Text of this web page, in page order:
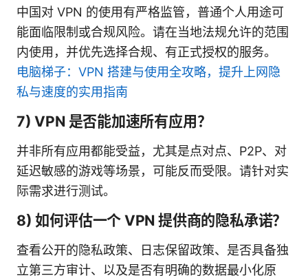
中国对 VPN 的使用有严格监管，普通个人用途可
能面临限制或合规风险。请在当地法规允许的范围
内使用，并优先选择合规、有正式授权的服务。
电脑梯子：VPN 搭建与使用全攻略，提升上网隐
私与速度的实用指南
7) VPN 是否能加速所有应用？
并非所有应用都能受益，尤其是点对点、P2P、对
延迟敏感的游戏等场景，可能反而受限。请针对实
际需求进行测试。
8) 如何评估一个 VPN 提供商的隐私承诺？
查看公开的隐私政策、日志保留政策、是否具备独
立第三方审计、以及是否有明确的数据最小化原